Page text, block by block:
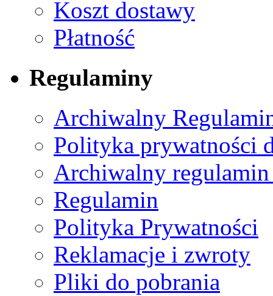
Koszt dostawy
Płatność
Regulaminy
Archiwalny
Polityka prywatności
Archiwalny
Regulamin
Polityka Prywatności
Reklamacje i zwroty
Pliki do pobrania